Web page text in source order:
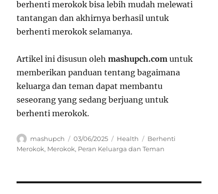
berhenti merokok bisa lebih mudah melewati
tantangan dan akhirnya berhasil untuk
berhenti merokok selamanya.
Artikel ini disusun olehmashupch.com untuk
memberikan panduan tentang bagaimana
keluarga dan teman dapat membantu
seseorang yang sedang berjuang untuk
berhenti merokok.
Author
mashupch
Posted
on
03/06/2025 Categories
Health Tags
Berhenti
Merokok, Merokok, Peran Keluarga dan Teman